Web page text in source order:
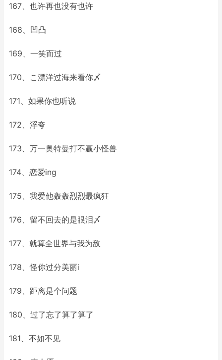
167、也许再也没有也许
168、凹凸
169、一笑而过
170、こ漂洋过海来看你〆
171、如果你也听说
172、浮夸
173、万一奥特曼打不赢小怪兽
174、恋爱ing
175、我爱他轰轰烈烈最疯狂
176、留不回去的是眼泪〆
177、就算全世界与我为敌
178、怪你过分美丽i
179、距离是个问题
180、过了忘了算了算了
181、不如不见